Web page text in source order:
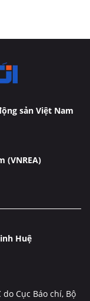
sản Việt Nam
(VNREA)
Huệ
Cục Báo chí, Bộ